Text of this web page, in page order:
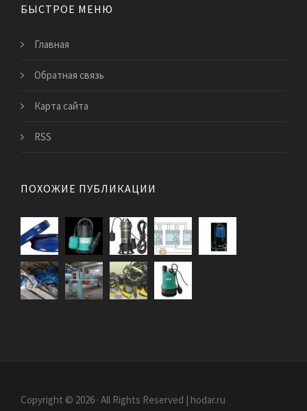
БЫСТРОЕ МЕНЮ
Главная
Обратная связь
Карта сайта
RSS
ПОХОЖИЕ ПУБЛИКАЦИИ
Copyright © 2026 · All Rights Reserved | hodar.ru